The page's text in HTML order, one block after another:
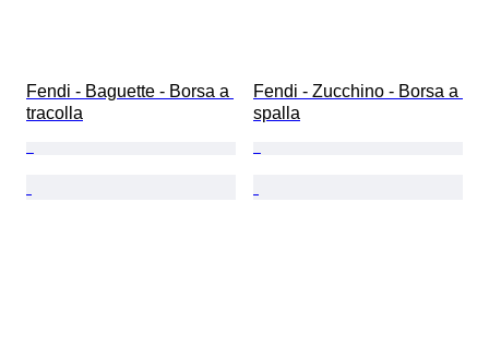
Fendi - Baguette - Borsa a
tracolla
Fendi - Zucchino - Borsa a
spalla